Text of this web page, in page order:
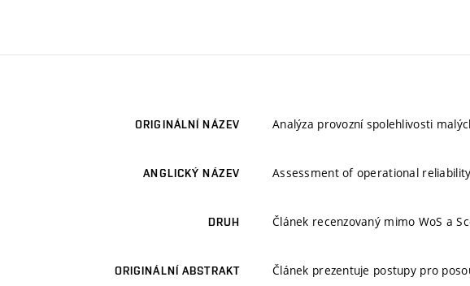
ORIGINÁLNÍ NÁZEV Analýza provozní spolehlivosti
ANGLICKÝ NÁZEV Assessment of operational
DRUH Článek recenzovaný mimo WoS a
ORIGINÁLNÍ ABSTRAKT
Článek prezentuje postupy pro